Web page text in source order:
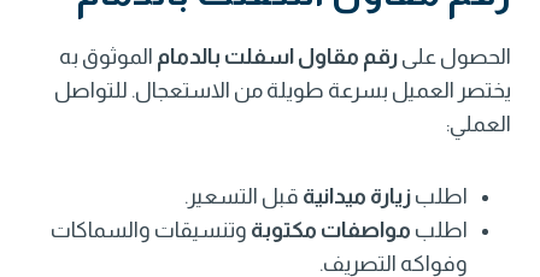
الحصول على رقم مقاول اسفلت بالدمام الموثوق به
يختصر العميل بسرعة طويلة من الاستعجال. للتواصل
العملي:
اطلب زيارة ميدانية قبل التسعير.
اطلب مواصفات مكتوبة وتنسيقات والسماكات
وفواكه التصريف.